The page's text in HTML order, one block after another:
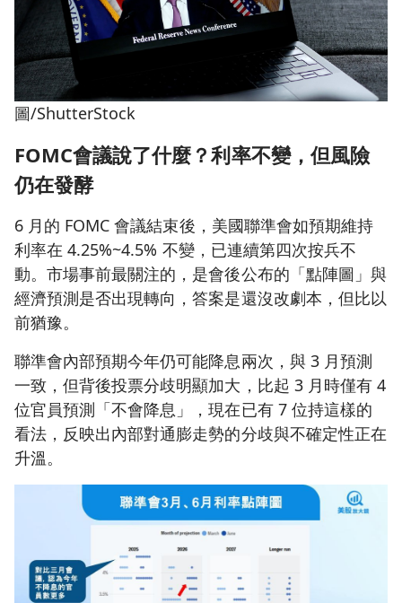
圖/ShutterStock
FOMC會議說了什麼？利率不變，但風險
仍在發酵
6 月的 FOMC 會議結束後，美國聯準會如預期維持
利率在 4.25%~4.5% 不變，已連續第四次按兵不
動。市場事前最關注的，是會後公布的「點陣圖」與
經濟預測是否出現轉向，答案是還沒改劇本，但比以
前猶豫。
聯準會內部預期今年仍可能降息兩次，與 3 月預測
一致，但背後投票分歧明顯加大，比起 3 月時僅有 4
位官員預測「不會降息」，現在已有 7 位持這樣的
看法，反映出內部對通膨走勢的分歧與不確定性正在
升溫。